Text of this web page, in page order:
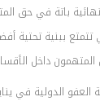
باتة في حق
تتمتع ببنية تحتية
داخل